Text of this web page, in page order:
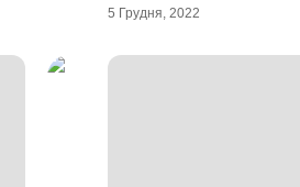
5 Грудня, 2022